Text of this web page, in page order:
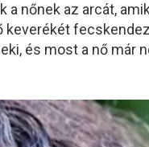
nőnek az arcát,
és most a nő már